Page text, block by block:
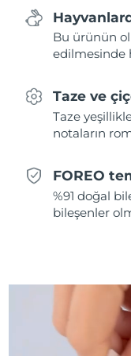
Bu ürünün
edilmesinde
Taze ve
Taze
notaların
FOREO
%91 doğal
bileşenler
Hollanda
Norveç
Umman
Filipinler